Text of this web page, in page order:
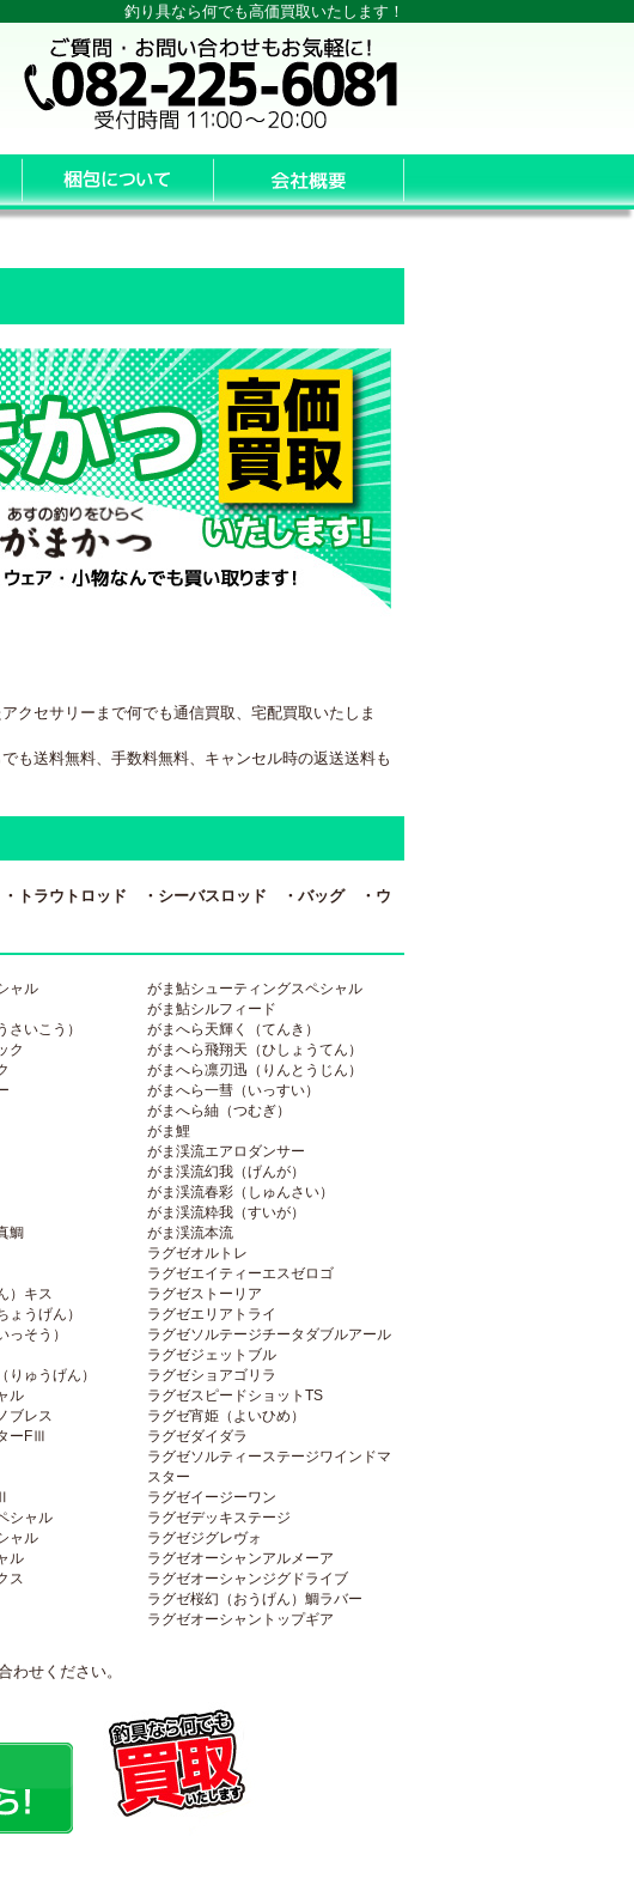
釣り具なら何でも高価買取いたします！
クセサリーまで何でも通信買取、宅配買取いたしま
も送料無料、手数料無料、キャンセル時の返送送料も
ラウトロッド ・シーバスロッド ・バッグ ・ウ
ャル
さいこう）
ク
鯛
）キス
ょうげん）
っそう）
りゅうげん）
ル
ブレス
ーFⅢ
シャル
ャル
ル
ス
がま鮎シューティングスペシャル
がま鮎シルフィード
がまへら天輝く（てんき）
がまへら飛翔天（ひしょうてん）
がまへら凛刃迅（りんとうじん）
がまへら一彗（いっすい）
がまへら紬（つむぎ）
がま鯉
がま渓流エアロダンサー
がま渓流幻我（げんが）
がま渓流春彩（しゅんさい）
がま渓流粋我（すいが）
がま渓流本流
ラグゼオルトレ
ラグゼエイティーエスゼロゴ
ラグゼストーリア
ラグゼエリアトライ
ラグゼソルテージチータダブルアール
ラグゼジェットブル
ラグゼショアゴリラ
ラグゼスピードショットTS
ラグゼ宵姫（よいひめ）
ラグゼダイダラ
ラグゼソルティーステージワインドマ
スター
ラグゼイージーワン
ラグゼデッキステージ
ラグゼジグレヴォ
ラグゼオーシャンアルメーア
ラグゼオーシャンジグドライブ
ラグゼ桜幻（おうげん）鯛ラバー
ラグゼオーシャントップギア
わせください。